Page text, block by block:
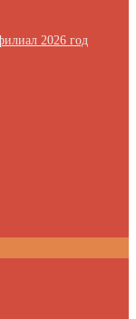
2026 год